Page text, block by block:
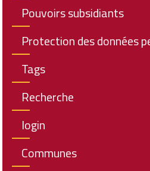
Pouvoirs subsidiants
Protection des données
Tags
Recherche
login
Communes